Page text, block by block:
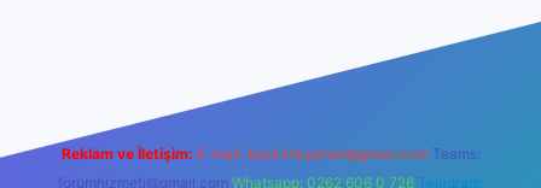
Reklam ve İletişim: E-mail: backlinkpaneli@gmail.com Teams:
forumhizmeti@gmail.com Whatsapp: 0262 606 0 726 Telegram: